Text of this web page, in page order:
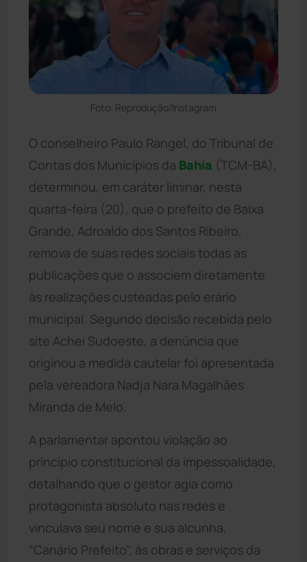
Foto: Reprodução/Instagram
O conselheiro Paulo Rangel, do Tribunal de
Contas dos Municípios da Bahia (TCM-BA),
determinou, em caráter liminar, nesta
quarta-feira (20), que o prefeito de Baixa
Grande, Adroaldo dos Santos Ribeiro,
remova de suas redes sociais todas as
publicações que o associem diretamente
às realizações custeadas pelo erário
municipal. Segundo decisão recebida pelo
site Achei Sudoeste, a denúncia que
originou a medida cautelar foi apresentada
pela vereadora Nadja Nara Magalhães
Miranda de Melo.
A parlamentar apontou violação ao
princípio constitucional da impessoalidade,
detalhando que o gestor agia como
protagonista absoluto nas redes e
vinculava seu nome e sua alcunha,
“Canário Prefeito”, às obras e serviços da